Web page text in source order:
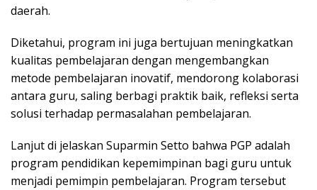
daerah.
Diketahui, program ini juga bertujuan meningkatkan
kualitas pembelajaran dengan mengembangkan
metode pembelajaran inovatif, mendorong kolaborasi
antara guru, saling berbagi praktik baik, refleksi serta
solusi terhadap permasalahan pembelajaran.
Lanjut di jelaskan Suparmin Setto bahwa PGP adalah
program pendidikan kepemimpinan bagi guru untuk
menjadi pemimpin pembelajaran. Program tersebut